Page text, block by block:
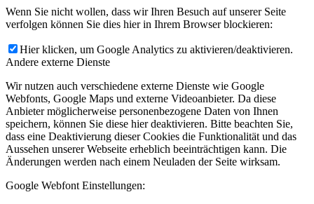
Wenn Sie nicht wollen, dass wir Ihren Besuch auf unserer Seite
verfolgen können Sie dies hier in Ihrem Browser blockieren:
Hier klicken, um Google Analytics zu aktivieren/deaktivieren.
Andere externe Dienste
Wir nutzen auch verschiedene externe Dienste wie Google
Webfonts, Google Maps und externe Videoanbieter. Da diese
Anbieter möglicherweise personenbezogene Daten von Ihnen
speichern, können Sie diese hier deaktivieren. Bitte beachten Sie,
dass eine Deaktivierung dieser Cookies die Funktionalität und das
Aussehen unserer Webseite erheblich beeinträchtigen kann. Die
Änderungen werden nach einem Neuladen der Seite wirksam.
Google Webfont Einstellungen: